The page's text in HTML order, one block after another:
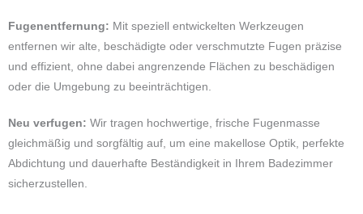
Fugenentfernung: Mit speziell entwickelten Werkzeugen
entfernen wir alte, beschädigte oder verschmutzte Fugen präzise
und effizient, ohne dabei angrenzende Flächen zu beschädigen
oder die Umgebung zu beeinträchtigen.
Neu verfugen: Wir tragen hochwertige, frische Fugenmasse
gleichmäßig und sorgfältig auf, um eine makellose Optik, perfekte
Abdichtung und dauerhafte Beständigkeit in Ihrem Badezimmer
sicherzustellen.